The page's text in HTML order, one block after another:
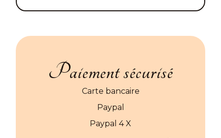
Paiement sécurisé
Carte bancaire
Paypal
Paypal 4 X